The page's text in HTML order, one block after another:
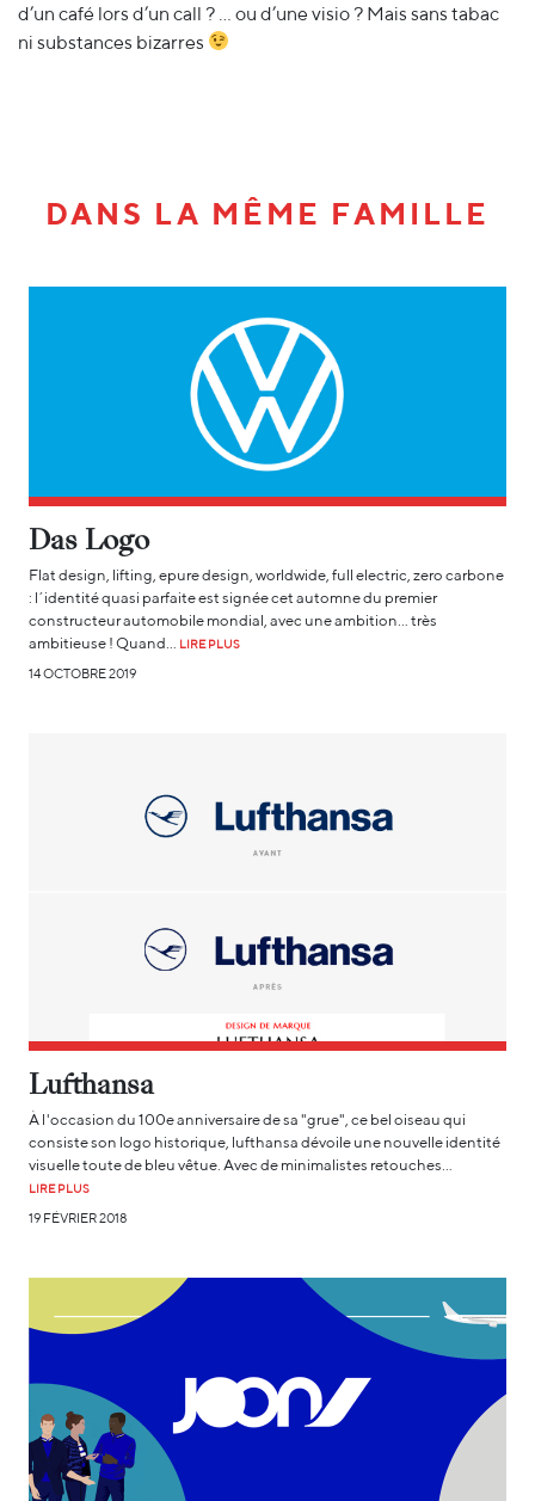
d’un café lors d’un call ? … ou d’une visio ? Mais sans tabac
ni substances bizarres
DANS LA MÊME FAMILLE
Das Logo
Flat design, lifting, epure design, worldwide, full electric, zero carbone
: l’identité quasi parfaite est signée cet automne du premier
constructeur automobile mondial, avec une ambition… très
ambitieuse ! Quand…
LIRE PLUS
14 OCTOBRE 2019
Lufthansa
À l'occasion du 100e anniversaire de sa "grue", ce bel oiseau qui
consiste son logo historique, lufthansa dévoile une nouvelle identité
visuelle toute de bleu vêtue. Avec de minimalistes retouches…
LIRE PLUS
19 FÉVRIER 2018